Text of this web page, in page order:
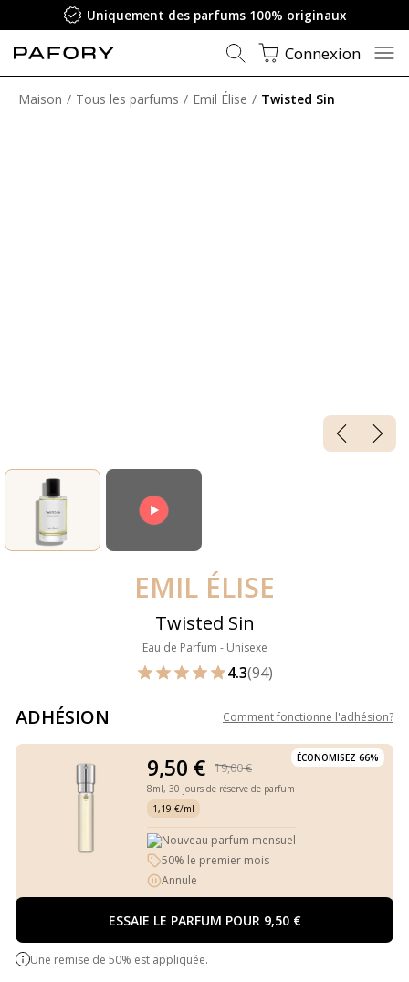
Uniquement des parfums 100% originaux
Connexion
Maison Tous les parfums Emil Élise Twisted Sin
EMIL ÉLISE
Twisted Sin
Eau de Parfum - Unisexe
4.3(94)
ADHÉSION Comment fonctionne l'adhésion?
ÉCONOMISEZ 66%
9,50 € 19,00 €
8ml, 30 jours de réserve de parfum
1,19 €/ml
Nouveau parfum mensuel
50% le premier mois
Annule
ESSAIE LE PARFUM POUR 9,50 €
Une remise de 50% est appliquée.